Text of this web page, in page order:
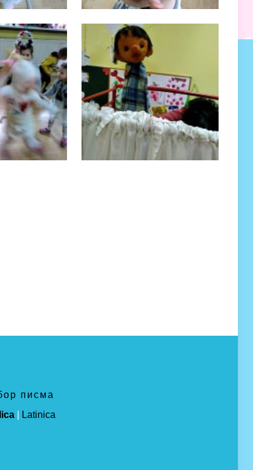
писма
Latinica